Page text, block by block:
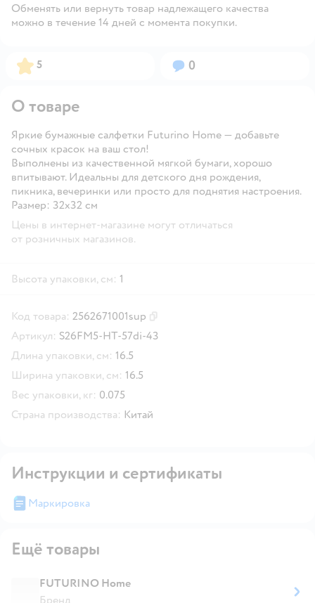
Обменять или вернуть товар надлежащего качества
можно в течение 14 дней с момента покупки.
Рейтинг:
5 Вопросов:
0
О товаре
Яркие бумажные салфетки Futurino Home — добавьте
сочных красок на ваш стол!
Выполнены из качественной мягкой бумаги, хорошо
впитывают. Идеальны для детского дня рождения,
пикника, вечеринки или просто для поднятия настроения.
Размер: 32х32 см
Цены в интернет-магазине могут отличаться
от розничных магазинов.
Высота упаковки, см: 1
Код товара: 2562671001sup
Артикул: S26FM5-HT-57di-43
Длина упаковки, см: 16.5
Ширина упаковки, см: 16.5
Вес упаковки, кг: 0.075
Страна производства: Китай
Инструкции и сертификаты
Маркировка
Ещё товары
FUTURINO Home
Бренд